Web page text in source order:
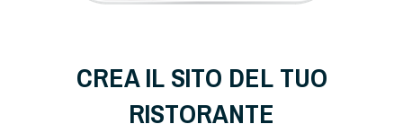
CREA IL SITO DEL TUO
RISTORANTE